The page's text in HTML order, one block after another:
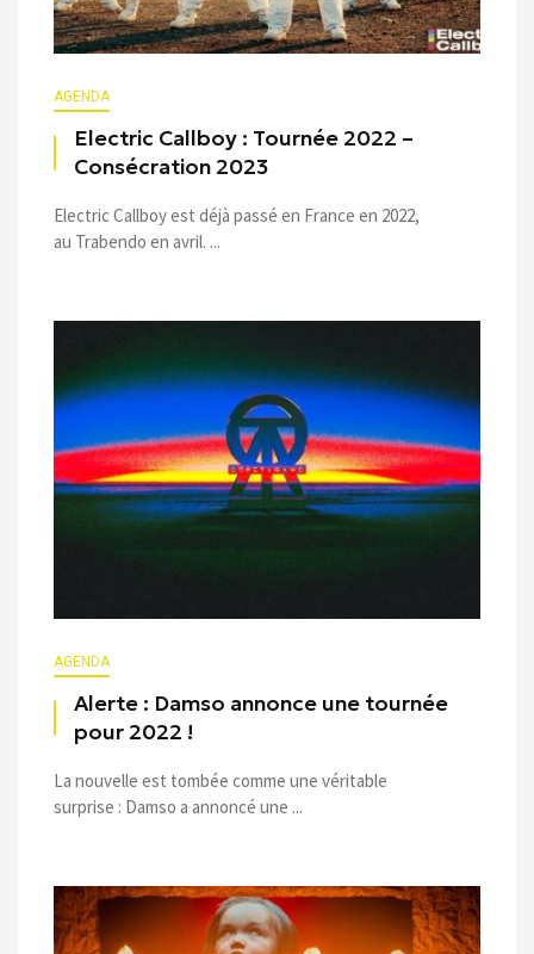
AGENDA
Electric Callboy : Tournée 2022 –
Consécration 2023
Electric Callboy est déjà passé en France en 2022,
au Trabendo en avril. ...
AGENDA
Alerte : Damso annonce une tournée
pour 2022 !
La nouvelle est tombée comme une véritable
surprise : Damso a annoncé une ...